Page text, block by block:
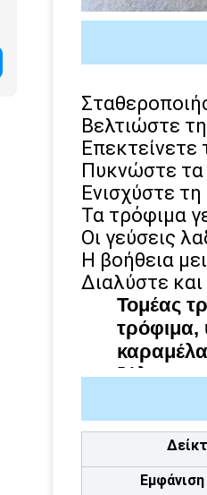
Βελτιώστε
Πυκνώστε τα
Ενισχύστε τη
Τα τρόφιμα
Οι γεύσεις
Η βοήθεια
Διαλύστε
Τομέας
τρόφιμα,
ξύλο
ζαμπόν,
Εμφάνιση